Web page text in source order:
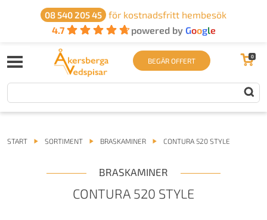
08 540 205 45
för kostnadsfritt hembesök
4.7
powered by Google
BEGÄR OFFERT 0
START SORTIMENT BRASKAMINER CONTURA 520 STYLE
BRASKAMINER
CONTURA 520 STYLE